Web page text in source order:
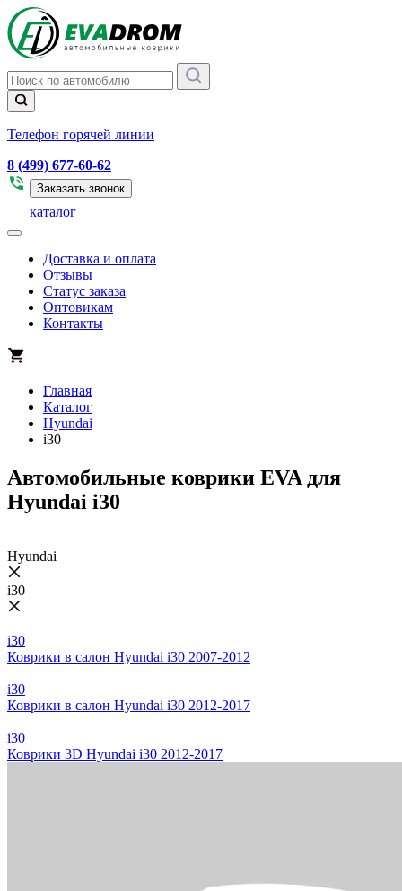
Телефон горячей линии
8 (499) 677-60-62
Заказать звонок
каталог
Доставка и оплата
Отзывы
Статус заказа
Оптовикам
Контакты
Главная
Каталог
Hyundai
i30
Автомобильные коврики EVA для
Hyundai i30
Hyundai
i30
i30
Коврики в салон Hyundai i30 2007-2012
i30
Коврики в салон Hyundai i30 2012-2017
i30
Коврики 3D Hyundai i30 2012-2017